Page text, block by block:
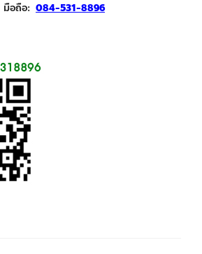
มือถือ: 084-531-8896